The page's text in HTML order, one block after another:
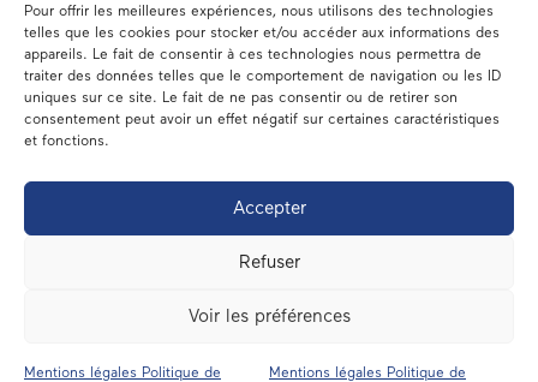
Pour offrir les meilleures expériences, nous utilisons des technologies
telles que les cookies pour stocker et/ou accéder aux informations des
appareils. Le fait de consentir à ces technologies nous permettra de
traiter des données telles que le comportement de navigation ou les ID
uniques sur ce site. Le fait de ne pas consentir ou de retirer son
consentement peut avoir un effet négatif sur certaines caractéristiques
et fonctions.
Accepter
Refuser
Voir les préférences
Mentions légales Politique de Mentions légales Politique de
Votre député
Dans les médias
En circonscription
A l’assemblée
Contact